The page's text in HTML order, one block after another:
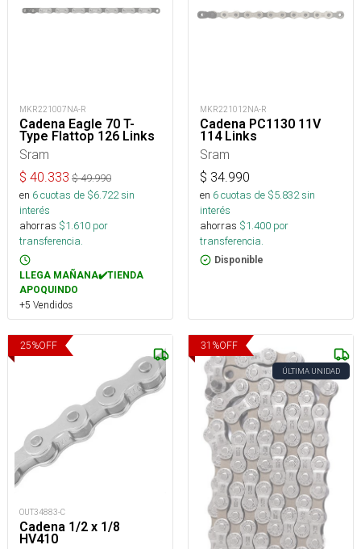
MKR221007NA-R
Cadena Eagle 70 T-
Type Flattop 126 Links
Sram
$ 40.333 $49.990
en 6cuotas de $6.722sin
interés
ahorras $1.610 por
transferencia.
LLEGA MAÑANA✔️TIENDA
APOQUINDO
+5 Vendidos
MKR221012NA-R
Cadena PC1130 11V
114 Links
Sram
$ 34.990
en 6cuotas de $5.832sin
interés
ahorras $1.400 por
transferencia.
Disponible
25%OFF
OUT34883-C
Cadena 1/2 x 1/8
HV410
31 %OFF
ÚLTIMA UNIDAD